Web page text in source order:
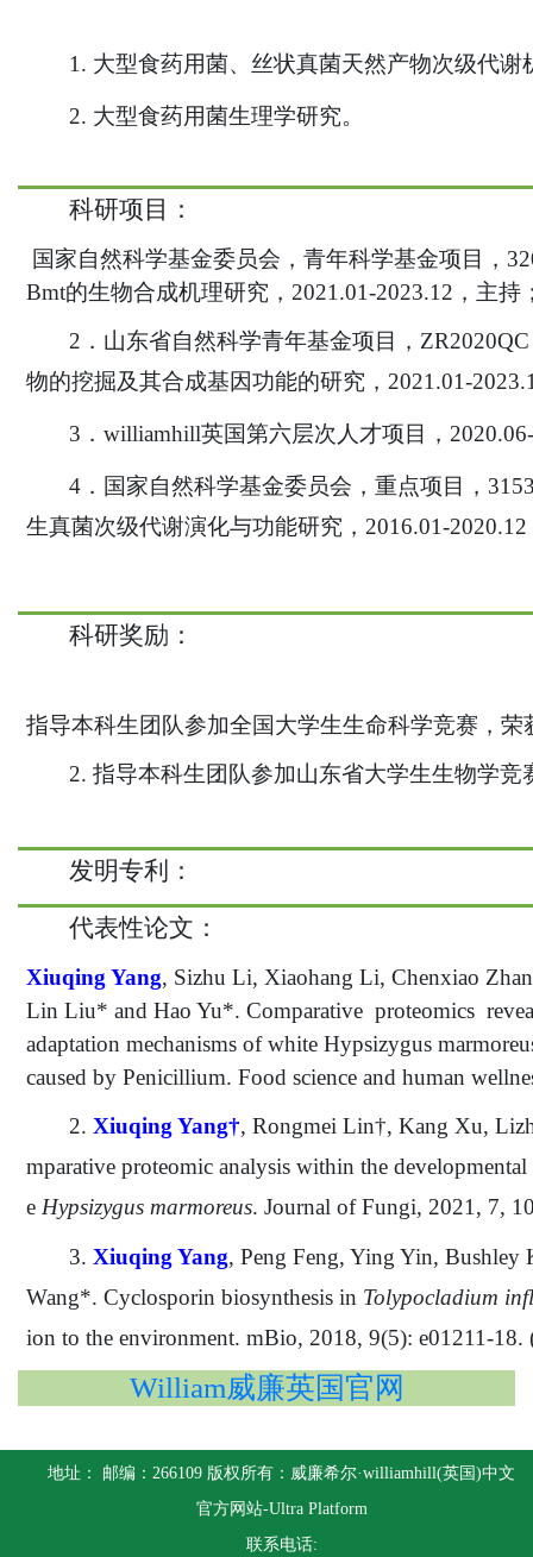
1. 大型食药用菌、丝状真菌天然产物次级代谢
2. 大型食药用菌生理学研究。
科研项目：
国家自然科学基金委员会，青年科学基金项目，
Bmt的生物合成机理研究，2021.01-2023.12，主持
2．山东省自然科学青年基金项目，
物的挖掘及其合成基因功能的研究，2021.01-
3．williamhill英国第六层次人才项目，
4．国家自然科学基金委员会，重点项目，
生真菌次级代谢演化与功能研究，2016.01-
科研奖励 ：
指导本科生团队参加全国大学生生命科学竞赛，荣
2. 指导本科生团队参加山东省大学生生物学竞
发明专利 ：
代表性论文 ：
Xiuqing Yang, Sizhu Li, Xiaohang Li, Chenxiao
Lin Liu* and Hao Yu*. Comparative proteomics
adaptation mechanisms of white Hypsizygus
caused by Penicillium. Food science and human
2.XiuqingYang†, RongmeiLin†, Kang Xu, L
mparative proteomic analysis within the
e Hypsizygus marmoreus. Journal of Fungi, 2021, 7,
3.XiuqingYang, PengFeng, YingYin, Bushley
Wang*. Cyclosporin biosynthesis in Tolypocladium
ion to the environment. mBio, 2018, 9(5): e01211-18.
William威廉英国官网
地址： 邮编：266109 版权所有：威廉希尔·williamhill(英国)中文
官方网站-Ultra Platform
联系电话: